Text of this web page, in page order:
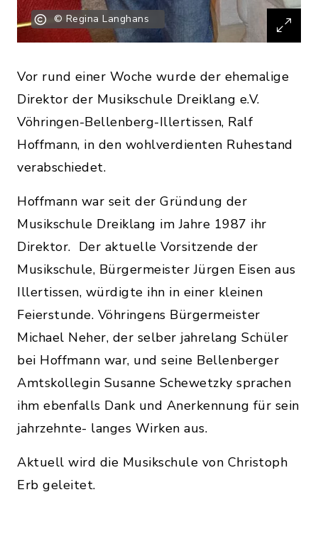
© Regina Langhans
Vor rund einer Woche wurde der ehemalige
Direktor der Musikschule Dreiklang e.V.
Vöhringen-Bellenberg-Illertissen, Ralf
Hoffmann, in den wohlverdienten Ruhestand
verabschiedet.
Hoffmann war seit der Gründung der
Musikschule Dreiklang im Jahre 1987 ihr
Direktor. Der aktuelle Vorsitzende der
Musikschule, Bürgermeister Jürgen Eisen aus
Illertissen, würdigte ihn in einer kleinen
Feierstunde. Vöhringens Bürgermeister
Michael Neher, der selber jahrelang Schüler
bei Hoffmann war, und seine Bellenberger
Amtskollegin Susanne Schewetzky sprachen
ihm ebenfalls Dank und Anerkennung für sein
jahrzehnte- langes Wirken aus.
Aktuell wird die Musikschule von Christoph
Erb geleitet.